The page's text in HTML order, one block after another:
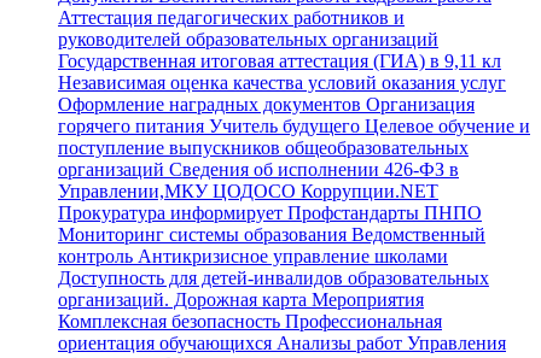
Аттестация педагогических работников и
руководителей образовательных организаций
Государственная итоговая аттестация (ГИА) в 9,11 кл
Независимая оценка качества условий оказания услуг
Оформление наградных документов Организация
горячего питания Учитель будущего Целевое обучение и
поступление выпускников общеобразовательных
организаций Сведения об исполнении 426-ФЗ в
Управлении,МКУ ЦОДОСО Коррупции.NET
Прокуратура информирует Профстандарты ПНПО
Мониторинг системы образования Ведомственный
контроль Антикризисное управление школами
Доступность для детей-инвалидов образовательных
организаций. Дорожная карта Мероприятия
Комплексная безопасность Профессиональная
ориентация обучающихся Анализы работ Управления